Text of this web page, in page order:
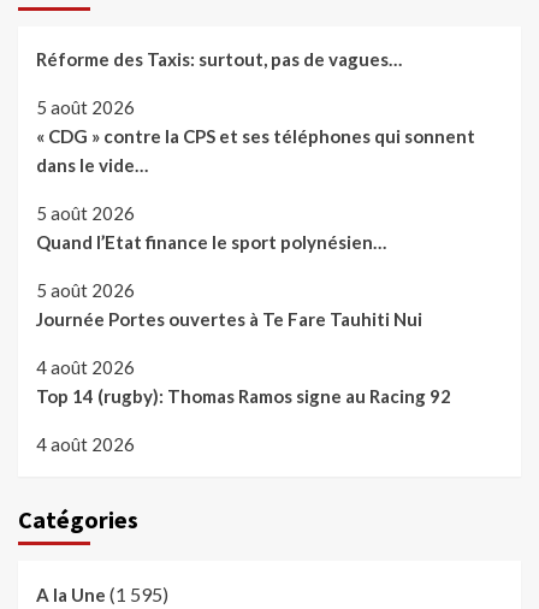
Réforme des Taxis: surtout, pas de vagues…
5 août 2026
« CDG » contre la CPS et ses téléphones qui sonnent
dans le vide…
5 août 2026
Quand l’Etat finance le sport polynésien…
5 août 2026
Journée Portes ouvertes à Te Fare Tauhiti Nui
4 août 2026
Top 14 (rugby): Thomas Ramos signe au Racing 92
4 août 2026
Catégories
A la Une (1 595)